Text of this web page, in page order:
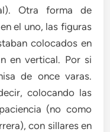
Otra forma de
el uno, las figuras
colocados en
en vertical. Por si
de once varas.
colocando las
(no como
con sillares en